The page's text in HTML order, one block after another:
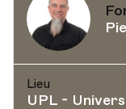
Lieu
UPL -